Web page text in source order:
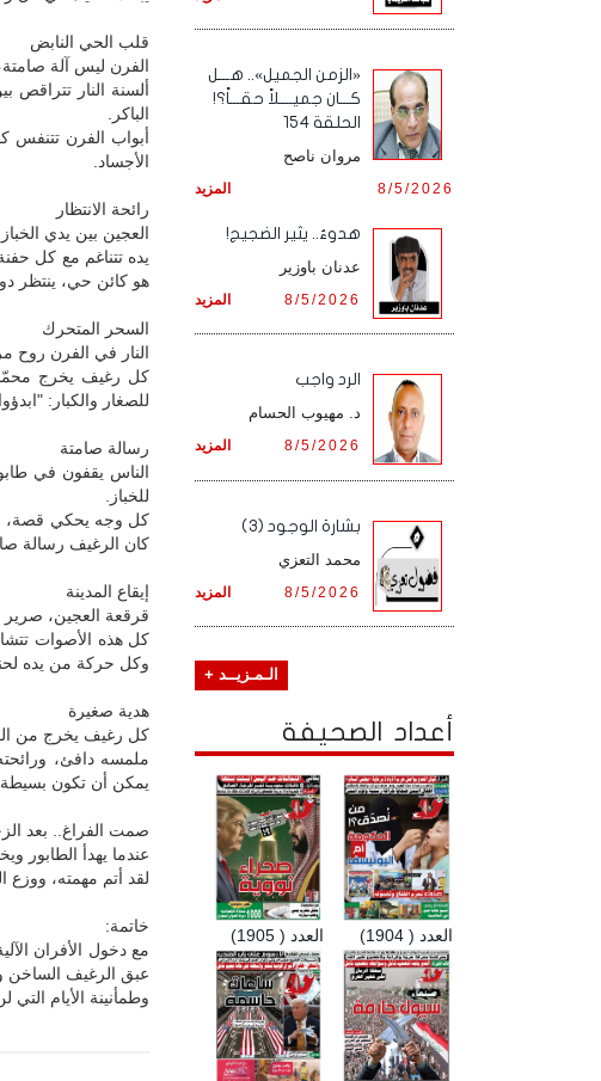
قلب الحي النابض
الفرن ليس آلة
ألسنة النار تتراقص
الباكر.
أبواب الفرن تتنفس
الأجساد.
رائحة الانتظار
العجين بين يدي
يده تتناغم مع كل
هو كائن حي، ينتظر
السحر المتحرك
النار في الفرن روح
كل رغيف يخرج
للصغار والكبار:
رسالة صامتة
الناس يقفون في
للخباز.
كل وجه يحكي قصة،
كان الرغيف رسالة
إيقاع المدينة
قرقعة العجين، صرير
كل هذه الأصوات
وكل حركة من يده
هدية صغيرة
كل رغيف يخرج من
ملمسه دافئ، ورائحته
يمكن أن تكون
صمت الفراغ.. بعد
عندما يهدأ الطابور
لقد أتم مهمته، ووزع
خاتمة:
مع دخول الأفران
عبق الرغيف الساخن
وطمأنينة الأيام التي
«الزمن الجميل».. هـــل
كـــان جميــــلاً حقـــاً؟!
الحلقة 154
مروان ناصح
المزيد 8/5/2026
هدوءٌ.. يثير الضجيج!
عدنان باوزير
المزيد 8/5/2026
الرد واجب
د. مهيوب الحسام
المزيد 8/5/2026
بشارة الوجود (3)
محمد التعزي
المزيد 8/5/2026
الـمـزيــد +
أعداد الصحيفة
العدد ( 1905) العدد ( 1904)